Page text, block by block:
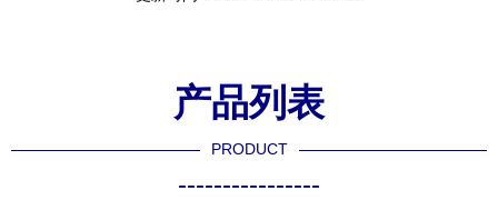
产品列表
PRODUCT
----------------